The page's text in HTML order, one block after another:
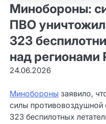
Минобороны:
ПВО
323
над регионами
24.06.2026
Минобороны заявило,
силы
323 беспилотных